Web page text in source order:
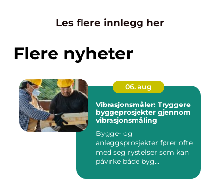
Les flere innlegg her
Flere nyheter
06. aug
Vibrasjonsmåler: Tryggere
byggeprosjekter gjennom
vibrasjonsmåling
Bygge- og
anleggsprosjekter fører ofte
med seg rystelser som kan
påvirke både byg...